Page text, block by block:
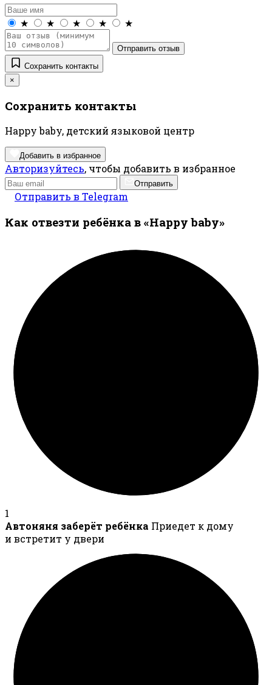
★ ★ ★ ★ ★
Отправить отзыв
Сохранить контакты
×
Сохранить контакты
Happy baby, детский языковой центр
Добавить в избранное
Авторизуйтесь, чтобы добавить в избранное
Отправить
Отправить в Telegram
Как отвезти ребёнка в «Happy baby»
1
Автоняня заберёт ребёнка Приедет к дому
и встретит у двери